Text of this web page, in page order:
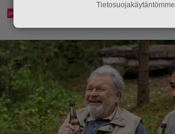
Tietosuojakäytäntömme